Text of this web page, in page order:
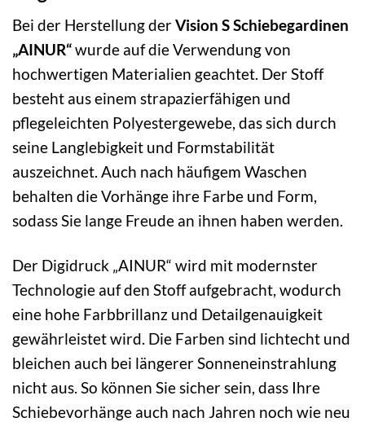
Bei der Herstellung derVision S Schiebegardinen
„AINUR“wurde auf die Verwendung von
hochwertigen Materialien geachtet. Der Stoff
besteht aus einem strapazierfähigen und
pflegeleichten Polyestergewebe, das sich durch
seine Langlebigkeit und Formstabilität
auszeichnet. Auch nach häufigem Waschen
behalten die Vorhänge ihre Farbe und Form,
sodass Sie lange Freude an ihnen haben werden.
Der Digidruck „AINUR“ wird mit modernster
Technologie auf den Stoff aufgebracht, wodurch
eine hohe Farbbrillanz und Detailgenauigkeit
gewährleistet wird. Die Farben sind lichtecht und
bleichen auch bei längerer Sonneneinstrahlung
nicht aus. So können Sie sicher sein, dass Ihre
Schiebevorhänge auch nach Jahren noch wie neu